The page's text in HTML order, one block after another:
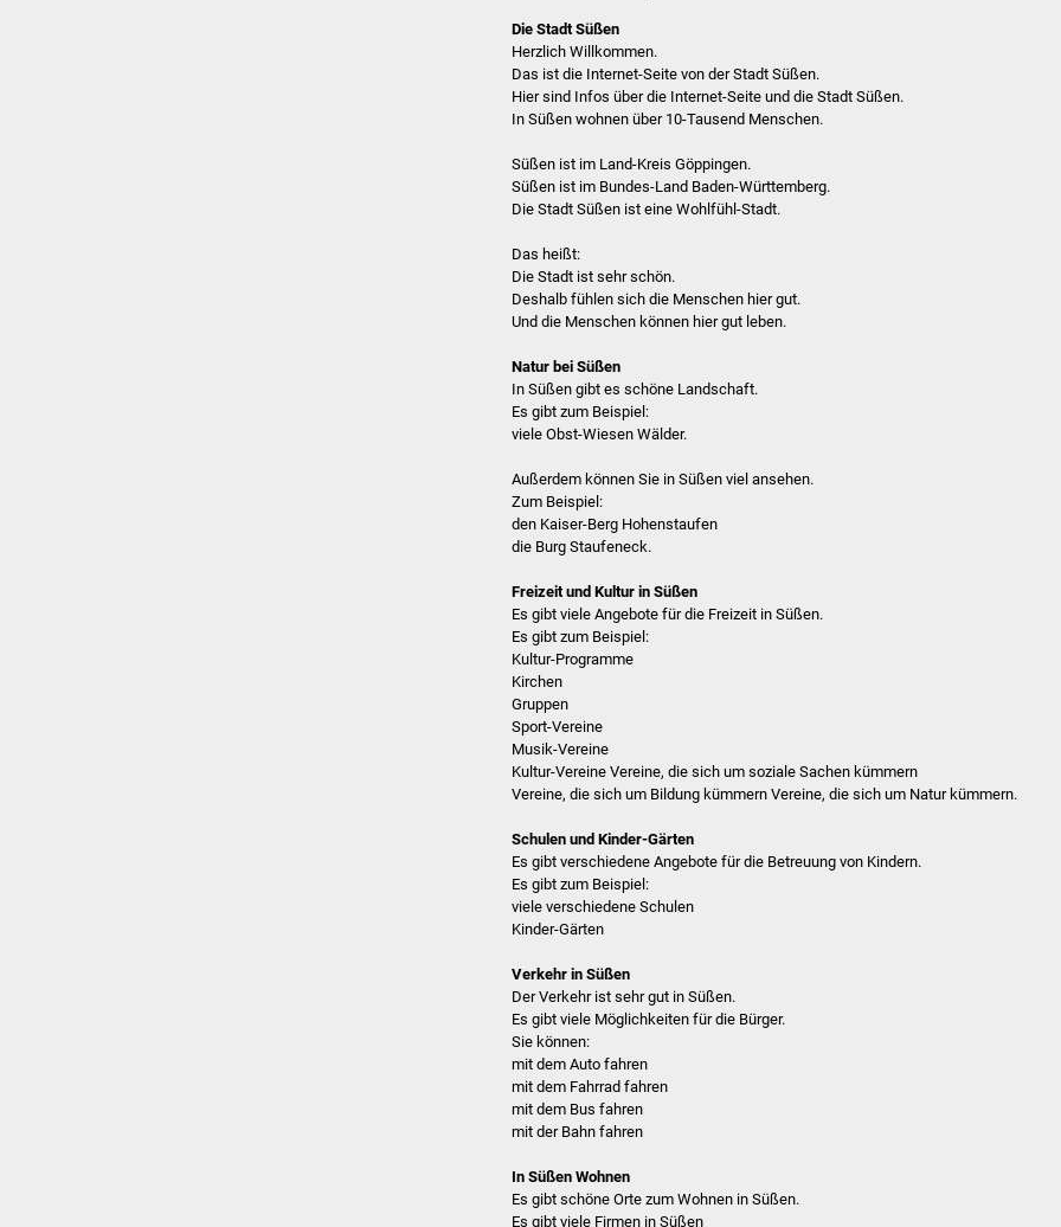
Die Stadt Süßen
Herzlich Willkommen.
Das ist die Internet-Seite von der Stadt Süßen.
Hier sind Infos über die Internet‐Seite und die Stadt Süßen.
In Süßen wohnen über 10-Tausend Menschen.
Süßen ist im Land-Kreis Göppingen.
Süßen ist im Bundes-Land Baden-Württemberg.
Die Stadt Süßen ist eine Wohlfühl-Stadt.
Das heißt:
Die Stadt ist sehr schön.
Deshalb fühlen sich die Menschen hier gut.
Und die Menschen können hier gut leben.
Natur bei Süßen
In Süßen gibt es schöne Landschaft.
Es gibt zum Beispiel:
viele Obst-Wiesen Wälder.
Außerdem können Sie in Süßen viel ansehen.
Zum Beispiel:
den Kaiser-Berg Hohenstaufen
die Burg Staufeneck.
Freizeit und Kultur in Süßen
Es gibt viele Angebote für die Freizeit in Süßen.
Es gibt zum Beispiel:
Kultur-Programme
Kirchen
Gruppen
Sport-Vereine
Musik-Vereine
Kultur-Vereine Vereine, die sich um soziale Sachen kümmern
Vereine, die sich um Bildung kümmern Vereine, die sich um Natur kümmern.
Schulen und Kinder-Gärten
Es gibt verschiedene Angebote für die Betreuung von Kindern.
Es gibt zum Beispiel:
viele verschiedene Schulen
Kinder-Gärten
Verkehr in Süßen
Der Verkehr ist sehr gut in Süßen.
Es gibt viele Möglichkeiten für die Bürger.
Sie können:
mit dem Auto fahren
mit dem Fahrrad fahren
mit dem Bus fahren
mit der Bahn fahren
In Süßen Wohnen
Es gibt schöne Orte zum Wohnen in Süßen.
Es gibt viele Firmen in Süßen